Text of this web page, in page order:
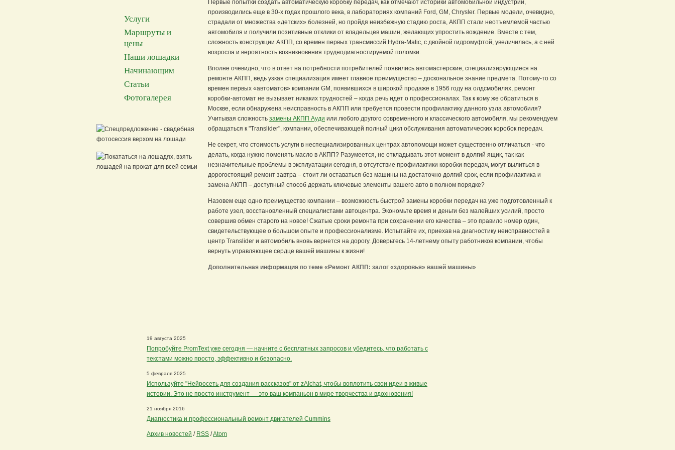
Услуги
Маршруты и
цены
Наши лошадки
Начинающим
Статьи
Фотогалерея
Первые попытки создать автоматическую коробку передач, как отмечают историки автомобильной индустрии,
производились еще в 30-х годах прошлого века, в лабораториях компаний Ford, GM, Chrysler. Первые модели, очевидно,
страдали от множества «детских» болезней, но пройдя неизбежную стадию роста, АКПП стали неотъемлемой частью
автомобиля и получили позитивные отклики от владельцев машин, желающих упростить вождение. Вместе с тем,
сложность конструкции АКПП, со времен первых трансмиссий Hydra-Matic, с двойной гидромуфтой, увеличилась, а с ней
возросла и вероятность возникновения труднодиагностируемой поломки.
Вполне очевидно, что в ответ на потребности потребителей появились автомастерские, специализирующиеся на
ремонте АКПП, ведь узкая специализация имеет главное преимущество – доскональное знание предмета. Потому-то со
времен первых «автоматов» компании GM, появившихся в широкой продаже в 1956 году на олдсмобилях, ремонт
коробки-автомат не вызывает никаких трудностей – когда речь идет о профессионалах. Так к кому же обратиться в
Москве, если обнаружена неисправность в АКПП или требуется провести профилактику данного узла автомобиля?
Учитывая сложность замены АКПП Ауди или любого другого современного и классического автомобиля, мы рекомендуем
обращаться к "Translider", компании, обеспечивающей полный цикл обслуживания автоматических коробок передач.
Не секрет, что стоимость услуги в неспециализированных центрах автопомощи может существенно отличаться - что
делать, когда нужно поменять масло в АКПП? Разумеется, не откладывать этот момент в долгий ящик, так как
незначительные проблемы в эксплуатации сегодня, в отсутствие профилактики коробки передач, могут вылиться в
дорогостоящий ремонт завтра – стоит ли оставаться без машины на достаточно долгий срок, если профилактика и
замена АКПП – доступный способ держать ключевые элементы вашего авто в полном порядке?
Назовем еще одно преимущество компании – возможность быстрой замены коробки передач на уже подготовленный к
работе узел, восстановленный специалистами автоцентра. Экономьте время и деньги без малейших усилий, просто
совершив обмен старого на новое! Сжатые сроки ремонта при сохранении его качества – это правило номер один,
свидетельствующее о большом опыте и профессионализме. Испытайте их, приехав на диагностику неисправностей в
центр Translider и автомобиль вновь вернется на дорогу. Доверьтесь 14-летнему опыту работников компании, чтобы
вернуть управляющее сердце вашей машины к жизни!
Дополнительная информация по теме «Ремонт АКПП: залог «здоровья» вашей машины»
19 августа 2025
Попробуйте PromText уже сегодня — начните с бесплатных запросов и убедитесь, что работать с
текстами можно просто, эффективно и безопасно.
5 февраля 2025
Используйте "Нейросеть для создания рассказов" от zAIchat, чтобы воплотить свои идеи в живые
истории. Это не просто инструмент — это ваш компаньон в мире творчества и вдохновения!
21 ноября 2016
Диагностика и профессиональный ремонт двигателей Cummins
Архив новостей / RSS /Atom